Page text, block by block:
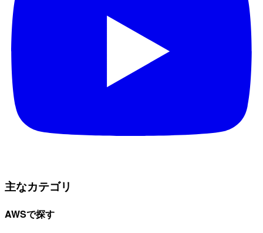
主なカテゴリ
AWSで探す